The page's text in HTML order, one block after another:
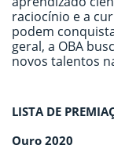
raciocínio e a
podem
geral, a OBA
novos talentos
LISTA DE
Ouro 2020